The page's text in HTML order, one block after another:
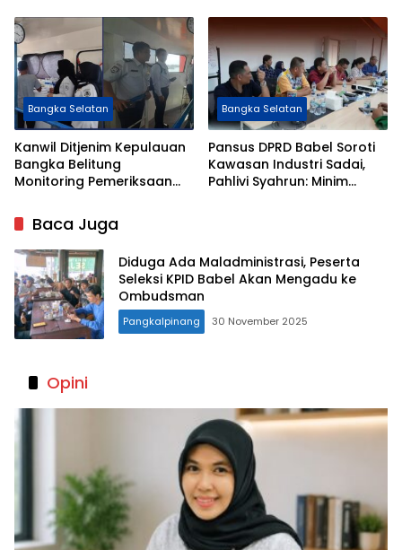
Bangga Kencana
Eks Tambang
Bangka Selatan
Kanwil Ditjenim Kepulauan
Bangka Belitung
Monitoring Pemeriksaan
Pelabuhan Sadai
Bangka Selatan
Pansus DPRD Babel Soroti
Kawasan Industri Sadai,
Pahlivi Syahrun: Minim
Baca Juga
Diduga Ada Maladministrasi, Peserta
Seleksi KPID Babel Akan Mengadu ke
Ombudsman
Pangkalpinang 30 November 2025
Opini